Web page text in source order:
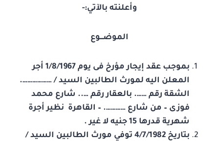
وأعلنته بالآتي:-
الموضـــوع
بموجب عقد إيجار مؤرخ فى يوم 1/8/1967 أجر
المعلن اليه لمورث الطالبين السيد / ……………….
الشقة رقم ……. بالعقار رقم ….. شارع محمد
فوزى – من شارع …………. – القاهرة نظير أجرة
شهرية قدرها 15 جنيه لا غير .
بتاريخ 4/7/1982 توفي مورث الطالبين السيد /